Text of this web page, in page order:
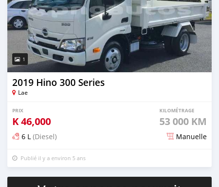
1
2019 Hino 300 Series
Lae
PRIX
K46,000
KILOMÉTRAGE
53 000 KM
6 L (Diesel) Manuelle
Publié il y a environ 5 ans